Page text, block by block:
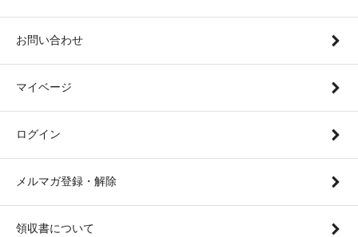
お問い合わせ
マイベージ
ログイン
メルマガ登録・解除
領収書について